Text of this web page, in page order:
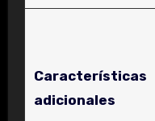
Características
adicionales